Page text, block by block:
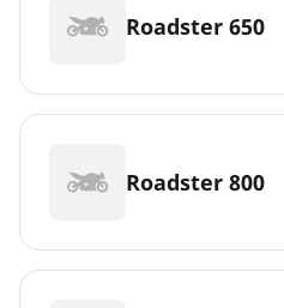
Roadster 650
Roadster 800